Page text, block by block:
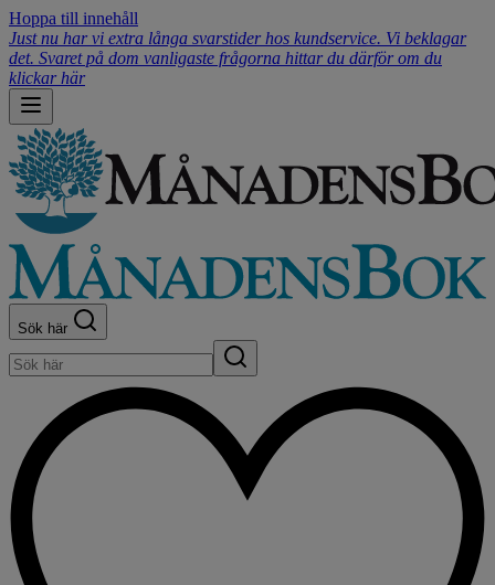
Hoppa till innehåll
Just nu har vi extra långa svarstider hos kundservice. Vi beklagar
det. Svaret på dom vanligaste frågorna hittar du därför om du
klickar här
Sök här